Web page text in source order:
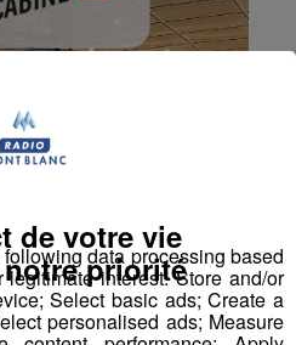
data processing based
interest: Store and/or
Select basic ads; Create a
personalised ads; Measure
de votre vie
priorité